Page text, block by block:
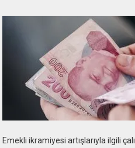
Emekli ikramiyesi artışlarıyla ilgili